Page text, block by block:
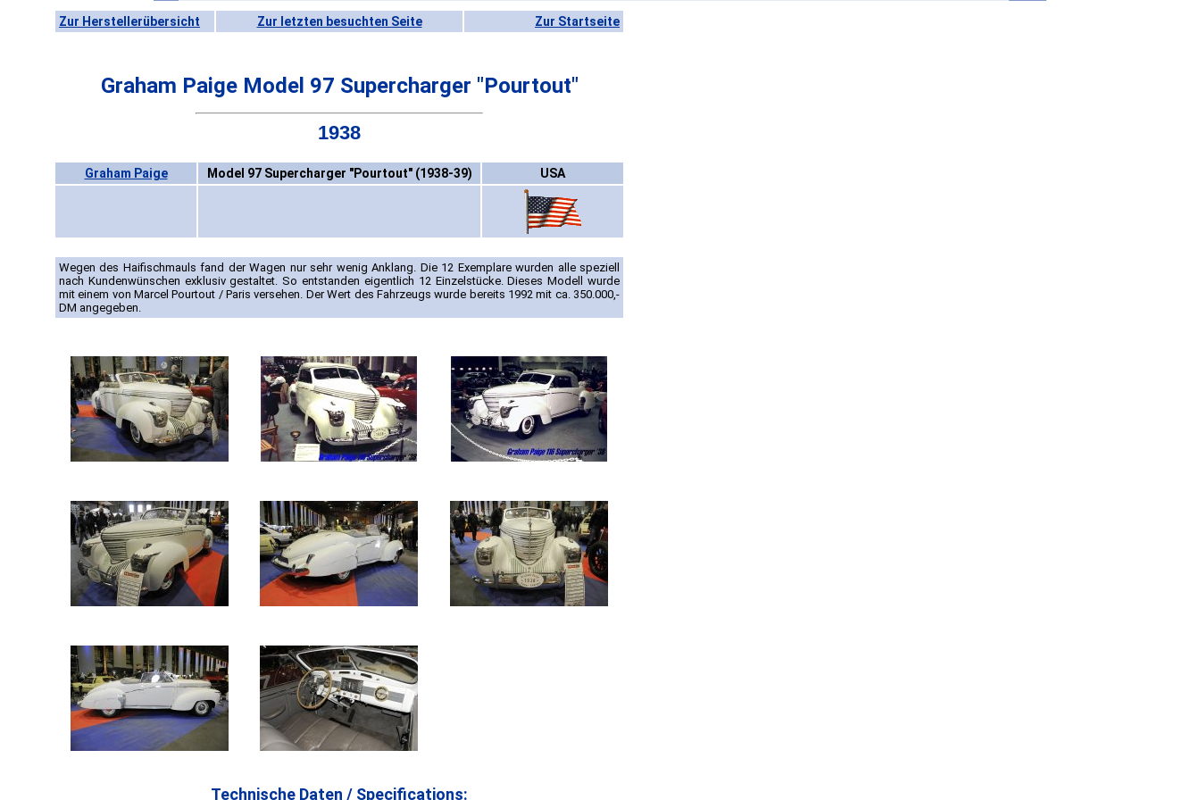
Zur Herstellerübersicht Zur letzten besuchten Seite Zur Startseite
Graham Paige Model 97 Supercharger "Pourtout"
1938
Graham Paige Model 97 Supercharger "Pourtout" (1938-39) USA
Wegen des Haifischmauls fand der Wagen nur sehr wenig Anklang. Die 12 Exemplare wurden alle speziell
nach Kundenwünschen exklusiv gestaltet. So entstanden eigentlich 12 Einzelstücke. Dieses Modell wurde
mit einem von Marcel Pourtout / Paris versehen. Der Wert des Fahrzeugs wurde bereits 1992 mit ca. 350.000,-
DM angegeben.
Technische Daten / Specifications: